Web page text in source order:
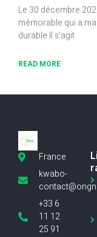
Le 30 décembre
mémorable qui a
durable.Il s’agit
READ MORE
France
kwabo-
+33 6
11 12
25 91